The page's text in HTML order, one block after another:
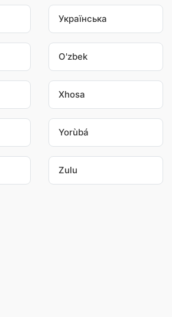
Українська
O'zbek
Xhosa
Yorùbá
Zulu